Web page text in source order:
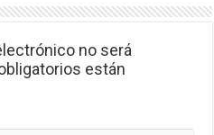
no será
están